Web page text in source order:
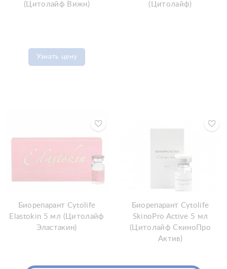
(Цитолайф Вижн)
Узнать цену
(Цитолайф)
Биорепарант Cytolife
Elastokin 5 мл (Цитолайф
Эластакин)
Биорепарант Cytolife
SkinoPro Active 5 мл
(Цитолайф СкиноПро
Актив)